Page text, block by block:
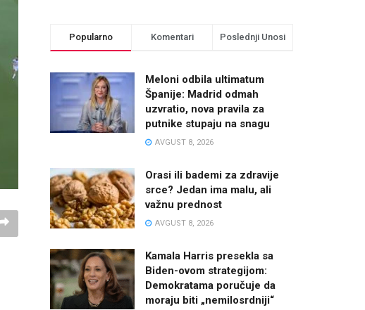
Popularno Komentari Poslednji Unosi
Meloni odbila ultimatum
Španije: Madrid odmah
uzvratio, nova pravila za
putnike stupaju na snagu
AVGUST 8, 2026
Orasi ili bademi za zdravije
srce? Jedan ima malu, ali
važnu prednost
AVGUST 8, 2026
Kamala Harris presekla sa
Biden-ovom strategijom:
Demokratama poručuje da
moraju biti „nemilosrdniji“